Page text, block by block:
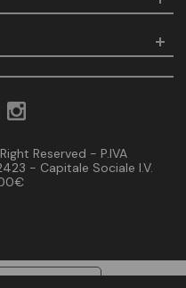
Reserved - P.IVA
- Capitale Sociale I.V.